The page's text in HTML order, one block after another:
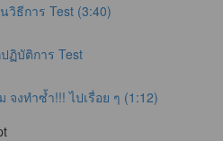
วิธีการ Test (3:40)
ฏิบัติการ Test
จงทำซ้ำ!!! ไปเรื่อย ๆ (1:12)